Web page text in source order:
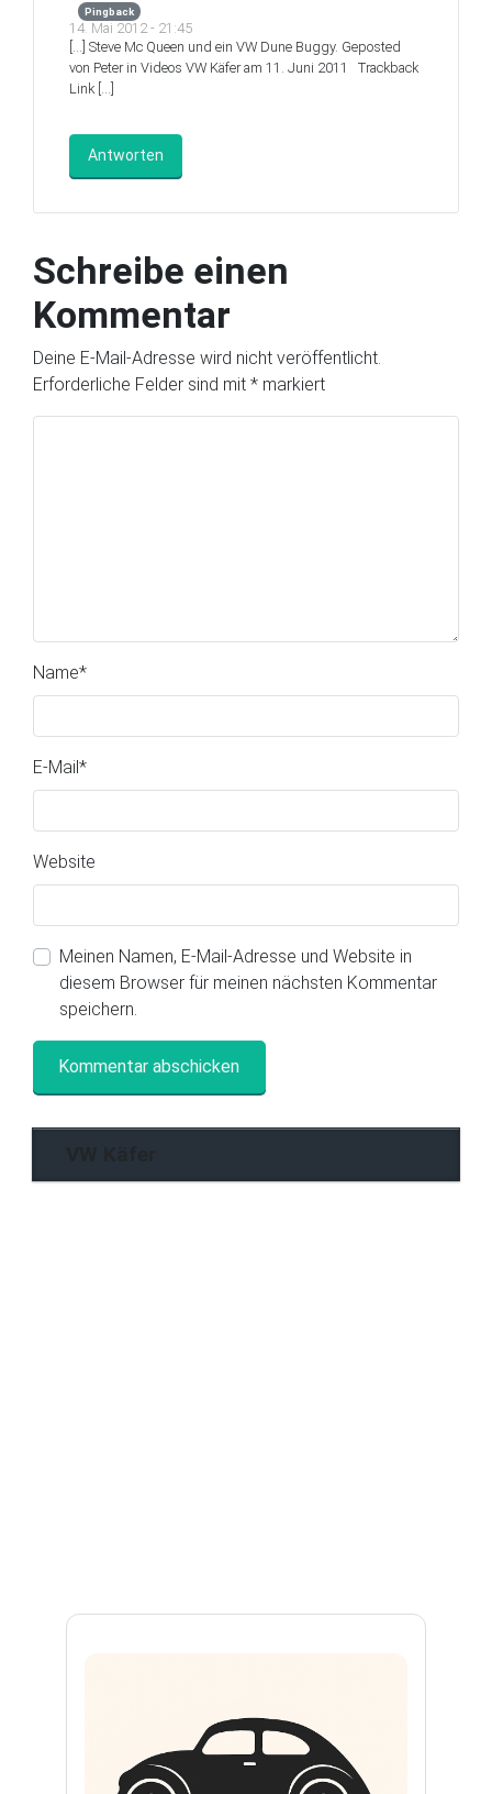
Pingback
14. Mai 2012 - 21:45
[…] Steve Mc Queen und ein VW Dune Buggy. Geposted
von Peter in Videos VW Käfer am 11. Juni 2011 ‌ Trackback
Link […]
Antworten
Schreibe einen
Kommentar
Deine E-Mail-Adresse wird nicht veröffentlicht.
Erforderliche Felder sind mit * markiert
Name*
E-Mail*
Website
Meinen Namen, E-Mail-Adresse und Website in
diesem Browser für meinen nächsten Kommentar
speichern.